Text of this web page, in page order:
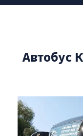
Автобус